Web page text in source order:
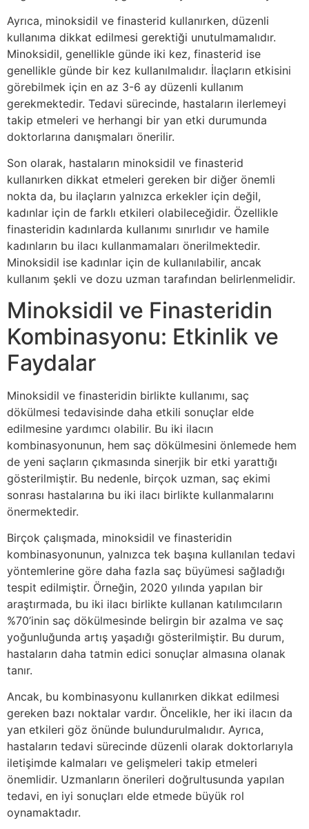
Ayrıca, minoksidil ve finasterid kullanırken, düzenli
kullanıma dikkat edilmesi gerektiği unutulmamalıdır.
Minoksidil, genellikle günde iki kez, finasterid ise
genellikle günde bir kez kullanılmalıdır. İlaçların etkisini
görebilmek için en az 3-6 ay düzenli kullanım
gerekmektedir. Tedavi sürecinde, hastaların ilerlemeyi
takip etmeleri ve herhangi bir yan etki durumunda
doktorlarına danışmaları önerilir.
Son olarak, hastaların minoksidil ve finasterid
kullanırken dikkat etmeleri gereken bir diğer önemli
nokta da, bu ilaçların yalnızca erkekler için değil,
kadınlar için de farklı etkileri olabileceğidir. Özellikle
finasteridin kadınlarda kullanımı sınırlıdır ve hamile
kadınların bu ilacı kullanmamaları önerilmektedir.
Minoksidil ise kadınlar için de kullanılabilir, ancak
kullanım şekli ve dozu uzman tarafından belirlenmelidir.
Minoksidil ve Finasteridin
Kombinasyonu: Etkinlik ve
Faydalar
Minoksidil ve finasteridin birlikte kullanımı, saç
dökülmesi tedavisinde daha etkili sonuçlar elde
edilmesine yardımcı olabilir. Bu iki ilacın
kombinasyonunun, hem saç dökülmesini önlemede hem
de yeni saçların çıkmasında sinerjik bir etki yarattığı
gösterilmiştir. Bu nedenle, birçok uzman, saç ekimi
sonrası hastalarına bu iki ilacı birlikte kullanmalarını
önermektedir.
Birçok çalışmada, minoksidil ve finasteridin
kombinasyonunun, yalnızca tek başına kullanılan tedavi
yöntemlerine göre daha fazla saç büyümesi sağladığı
tespit edilmiştir. Örneğin, 2020 yılında yapılan bir
araştırmada, bu iki ilacı birlikte kullanan katılımcıların
%70’inin saç dökülmesinde belirgin bir azalma ve saç
yoğunluğunda artış yaşadığı gösterilmiştir. Bu durum,
hastaların daha tatmin edici sonuçlar almasına olanak
tanır.
Ancak, bu kombinasyonu kullanırken dikkat edilmesi
gereken bazı noktalar vardır. Öncelikle, her iki ilacın da
yan etkileri göz önünde bulundurulmalıdır. Ayrıca,
hastaların tedavi sürecinde düzenli olarak doktorlarıyla
iletişimde kalmaları ve gelişmeleri takip etmeleri
önemlidir. Uzmanların önerileri doğrultusunda yapılan
tedavi, en iyi sonuçları elde etmede büyük rol
oynamaktadır.